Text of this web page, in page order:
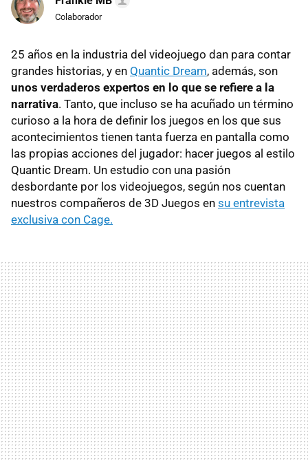
Colaborador
25 años en la industria del videojuego dan para contar
grandes historias, y en Quantic Dream, además, son
unos verdaderos expertos en lo que se refiere a la
narrativa. Tanto, que incluso se ha acuñado un término
curioso a la hora de definir los juegos en los que sus
acontecimientos tienen tanta fuerza en pantalla como
las propias acciones del jugador: hacer juegos al estilo
Quantic Dream. Un estudio con una pasión
desbordante por los videojuegos, según nos cuentan
nuestros compañeros de 3D Juegos en su entrevista
exclusiva con Cage.